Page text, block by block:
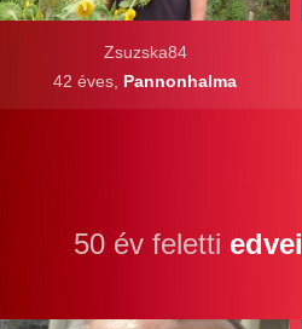
Zsuzska84
42 éves, Pannonhalma
50 év feletti edvei